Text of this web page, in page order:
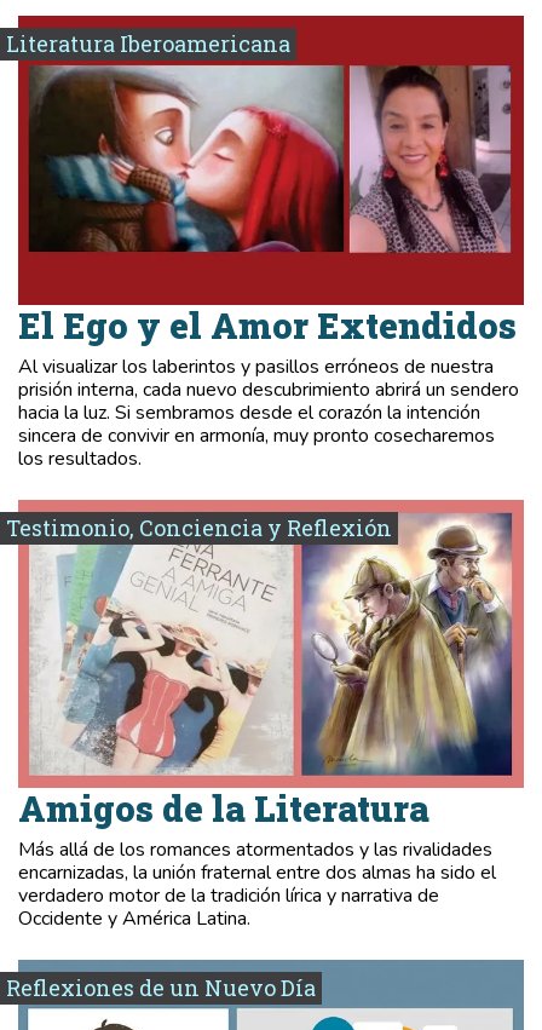
Literatura Iberoamericana
El Ego y el Amor Extendidos
Al visualizar los laberintos y pasillos erróneos de nuestra
prisión interna, cada nuevo descubrimiento abrirá un sendero
hacia la luz. Si sembramos desde el corazón la intención
sincera de convivir en armonía, muy pronto cosecharemos
los resultados.
Testimonio, Conciencia y Reflexión
Amigos de la Literatura
Más allá de los romances atormentados y las rivalidades
encarnizadas, la unión fraternal entre dos almas ha sido el
verdadero motor de la tradición lírica y narrativa de
Occidente y América Latina.
Reflexiones de un Nuevo Día